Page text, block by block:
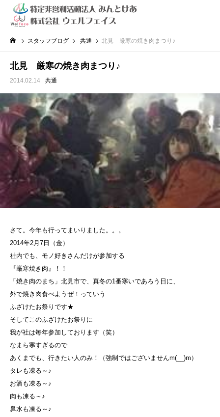
スタッフブログ 共通 北見 厳寒の焼き肉まつり♪
北見 厳寒の焼き肉まつり♪
2014.02.14 共通
さて。今年も行ってまいりました。。。
2014年2月7日（金）
社内でも、モノ好きさんだけが参加する
『厳寒焼き肉』！！
「焼き肉のまち」北見市で、真冬の1番寒いであろう日に、
外で焼き肉食べようぜ！っていう
ふざけたお祭りです★
そしてこのふざけたお祭りに
我が社は毎年参加しております（笑）
なまら寒すぎるので
あくまでも、行きたい人のみ！（強制ではございませんm(__)m）
タレも凍る～♪
お酒も凍る～♪
肉も凍る～♪
鼻水も凍る～♪